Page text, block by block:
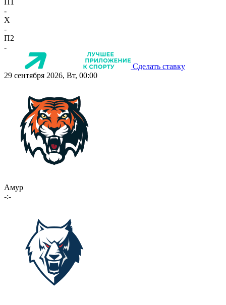
П1
-
X
-
П2
-
Сделать ставку
29 сентября 2026, Вт, 00:00
Амур
-:-